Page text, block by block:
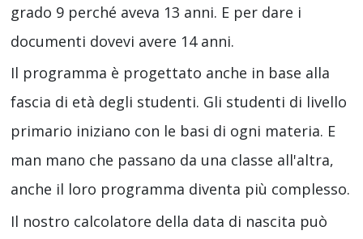
grado 9 perché aveva 13 anni. E per dare i
documenti dovevi avere 14 anni.
Il programma è progettato anche in base alla
fascia di età degli studenti. Gli studenti di livello
primario iniziano con le basi di ogni materia. E
man mano che passano da una classe all'altra,
anche il loro programma diventa più complesso.
Il nostro calcolatore della data di nascita può